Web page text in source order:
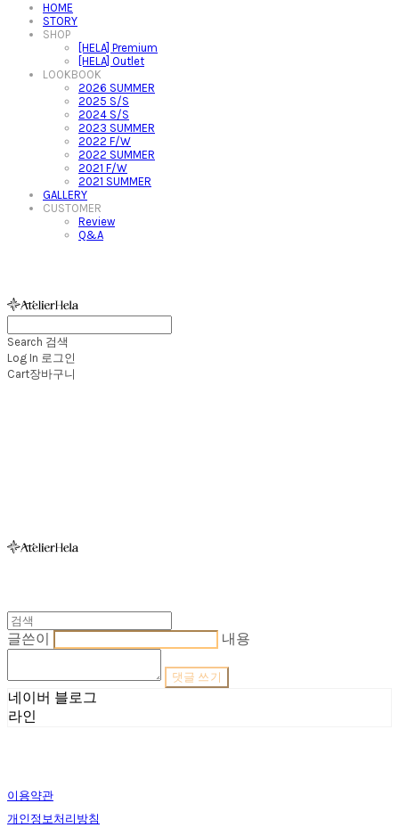
HOME
STORY
SHOP
[HELA] Premium
[HELA] Outlet
LOOKBOOK
2026 SUMMER
2025 S/S
2024 S/S
2023 SUMMER
2022 F/W
2022 SUMMER
2021 F/W
2021 SUMMER
GALLERY
CUSTOMER
Review
Q&A
Search 검색
Log In 로그인
Cart장바구니
글쓴이 내용
댓글 쓰기
네이버 블로그
라인
이용약관
개인정보처리방침